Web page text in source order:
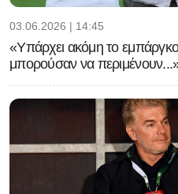
03.06.2026 | 14:45
«Υπάρχει ακόμη το
μπορούσαν να